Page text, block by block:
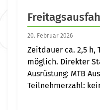
20. Februar 2026
Zeitdauer ca. 2,5 h,
möglich. Direkter
Ausrüstung: MTB
Teilnehmerzahl: